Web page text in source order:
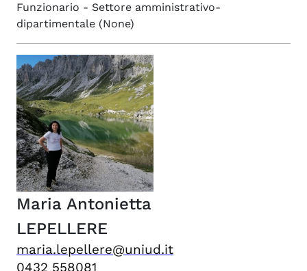
Funzionario - Settore amministrativo-
dipartimentale (None)
Maria Antonietta
LEPELLERE
maria.lepellere@uniud.it
0432 558081